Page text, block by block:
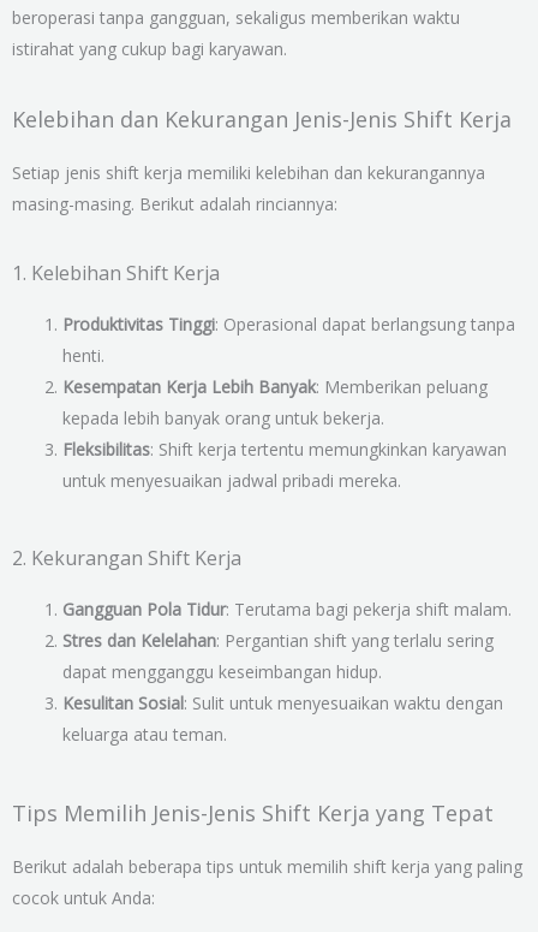
beroperasi tanpa gangguan, sekaligus memberikan waktu
istirahat yang cukup bagi karyawan.
Kelebihan dan Kekurangan Jenis-Jenis Shift Kerja
Setiap jenis shift kerja memiliki kelebihan dan kekurangannya
masing-masing. Berikut adalah rinciannya:
1. Kelebihan Shift Kerja
Produktivitas Tinggi: Operasional dapat berlangsung tanpa
henti.
Kesempatan Kerja Lebih Banyak: Memberikan peluang
kepada lebih banyak orang untuk bekerja.
Fleksibilitas: Shift kerja tertentu memungkinkan karyawan
untuk menyesuaikan jadwal pribadi mereka.
2. Kekurangan Shift Kerja
Gangguan Pola Tidur: Terutama bagi pekerja shift malam.
Stres dan Kelelahan: Pergantian shift yang terlalu sering
dapat mengganggu keseimbangan hidup.
Kesulitan Sosial: Sulit untuk menyesuaikan waktu dengan
keluarga atau teman.
Tips Memilih Jenis-Jenis Shift Kerja yang Tepat
Berikut adalah beberapa tips untuk memilih shift kerja yang paling
cocok untuk Anda: